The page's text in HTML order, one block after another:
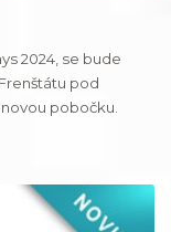
2024, se bude
pod
pobočku.